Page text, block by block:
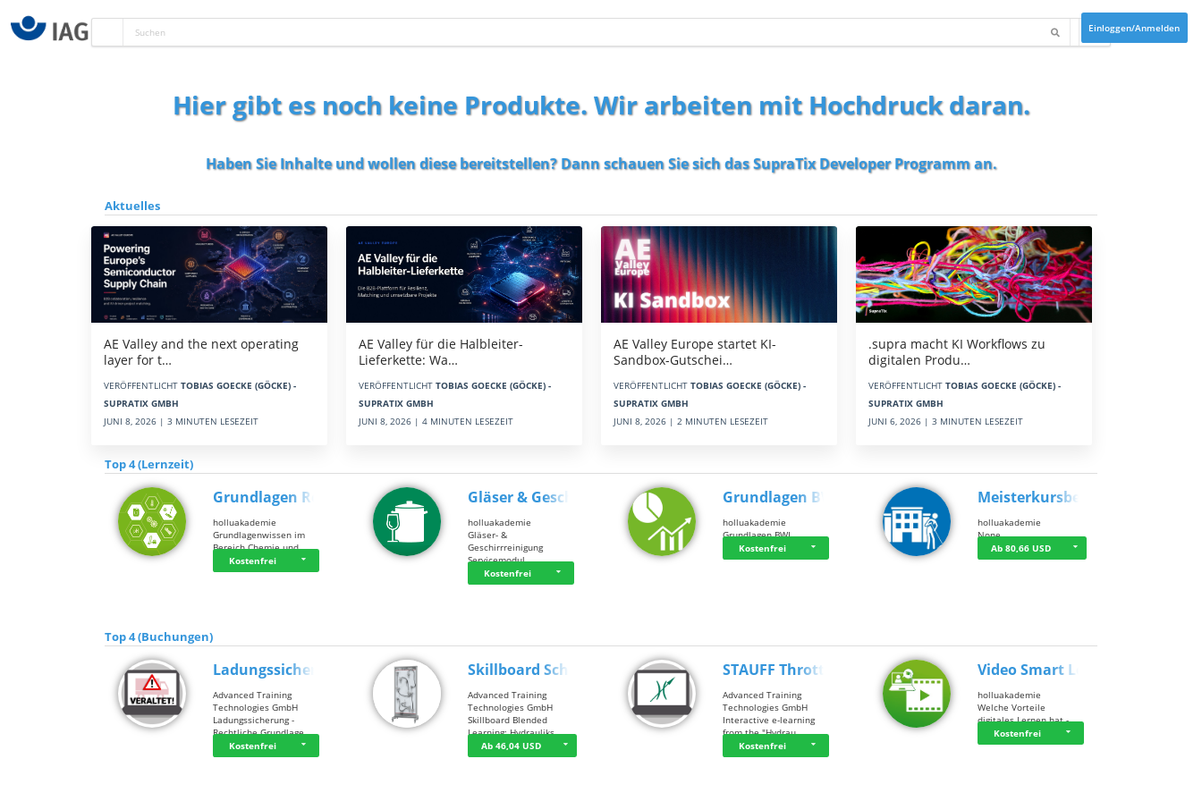
Einloggen/Anmelden
Hier gibt es noch keine Produkte. Wir arbeiten mit Hochdruck daran.
Haben Sie Inhalte und wollen diese bereitstellen? Dann schauen Sie sich dasSupraTix Developer Programman.
Aktuelles
AE Valley and the next operating
layer for t…
VERÖFFENTLICHT TOBIAS GOECKE (GÖCKE) -
SUPRATIX GMBH
JUNI 8, 2026 | 3 MINUTEN LESEZEIT
AE Valley für die Halbleiter-
Lieferkette: Wa…
VERÖFFENTLICHT TOBIAS GOECKE (GÖCKE) -
SUPRATIX GMBH
JUNI 8, 2026 | 4 MINUTEN LESEZEIT
AE Valley Europe startet KI-
Sandbox-Gutschei…
VERÖFFENTLICHT TOBIAS GOECKE (GÖCKE) -
SUPRATIX GMBH
JUNI 8, 2026 | 2 MINUTEN LESEZEIT
.supra macht KI Workflows zu
digitalen Produ…
VERÖFFENTLICHT TOBIAS GOECKE (GÖCKE) -
SUPRATIX GMBH
JUNI 6, 2026 | 3 MINUTEN LESEZEIT
Top 4 (Lernzeit)
Grundlagen Rein…
holluakademie
Grundlagenwissen im
Bereich Chemie und …
Kostenfrei
Gläser & Geschi…
holluakademie
Gläser- &
Geschirrreinigung
Servicemodul
Kostenfrei
Grundlagen BWL
holluakademie
Grundlagen BWL
Kostenfrei
Meisterkursbegl…
holluakademie
None
Ab 80,66 USD
Top 4 (Buchungen)
Ladungssicherung
Advanced Training
Technologies GmbH
Ladungssicherung -
Rechtliche Grundlage…
Kostenfrei
Skillboard Schl…
Advanced Training
Technologies GmbH
Skillboard Blended
Learning: Hydrauliks…
Ab 46,04 USD
STAUFF Throttle…
Advanced Training
Technologies GmbH
Interactive e-learning
from the "Hydrau…
Kostenfrei
Video Smart Lea…
holluakademie
Welche Vorteile
digitales Lernen hat - …
Kostenfrei